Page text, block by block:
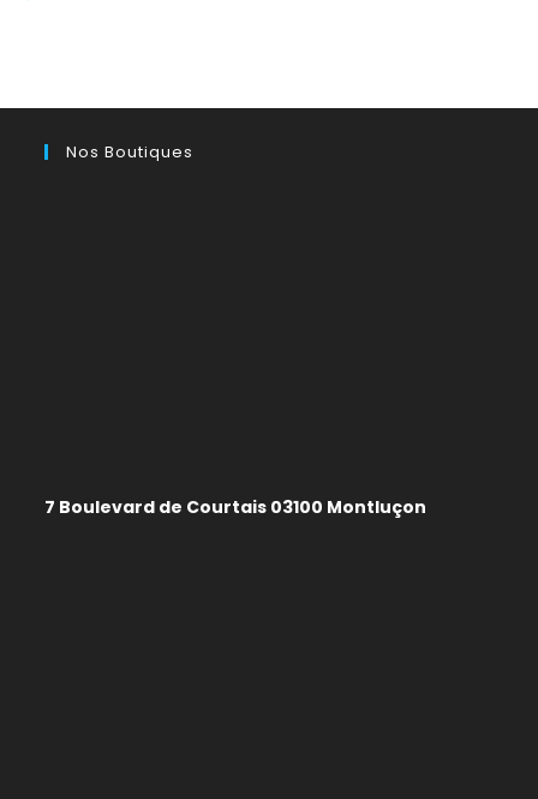
Nos Boutiques
7 Boulevard de Courtais 03100 Montluçon